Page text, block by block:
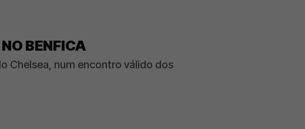
BENFICA
Chelsea, num encontro válido dos